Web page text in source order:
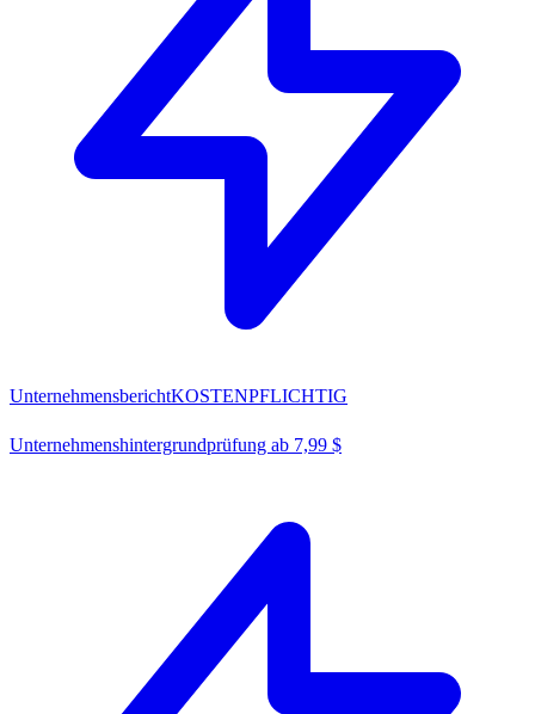
UnternehmensberichtKOSTENPFLICHTIG
Unternehmenshintergrundprüfung ab 7,99 $